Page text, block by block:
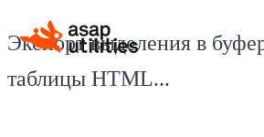
Экспорт выделения в
таблицы HTML...